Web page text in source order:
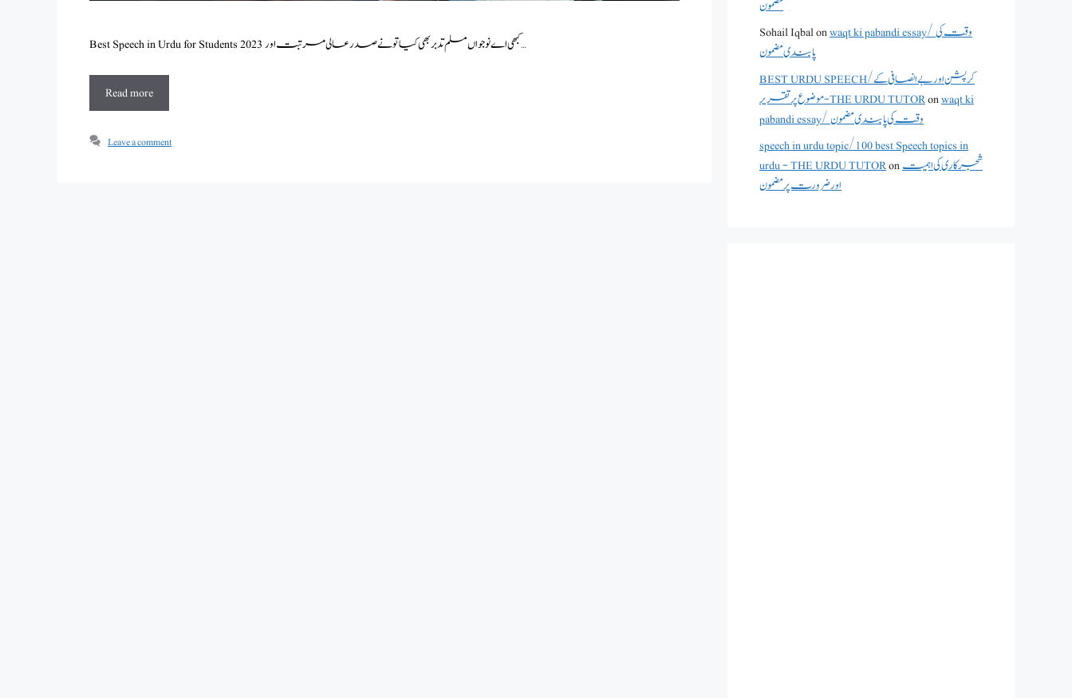
Best Speech in Urdu for Students 2023 کبھی اے نوجواں مسلم تدبر بھی کیا تو نے صدر عالی مرتبت اور …
Read more
Leave a comment
مضمون
Sohail Iqbalonwaqt ki pabandi essay/ وقت کی
پابندی مضمون
BEST URDU SPEECH/کرپشن اور بے انصافی کے
موضوع پر تقریر - THE URDU TUTORonwaqt ki
pabandi essay/ وقت کی پابندی مضمون
speech in urdu topic/100 best Speech topics in
urdu - THE URDU TUTORonشجرکاری کی اہمیت
اور ضرورت پر مضمون